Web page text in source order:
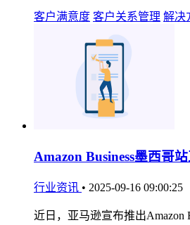
客户满意度 客户关系管理 解决
Amazon Business墨西哥
行业资讯 • 2025-09-16 09:00:25
近日，亚马逊宣布推出Amazon